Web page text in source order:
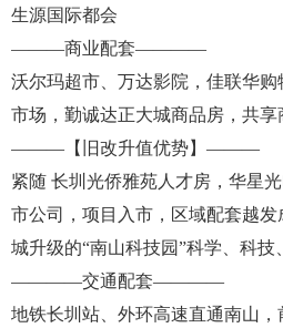
生源国际都会
———商业配套————
沃尔玛超市、万达影院，佳联华
市场，勤诚达正大城商品房，共享
———【旧改升值优势】———
紧随 长圳光侨雅苑人才房，华星
市公司，项目入市，区域配套越
城升级的“南山科技园”科学、科技
————交通配套————
地铁长圳站、外环高速直通南山